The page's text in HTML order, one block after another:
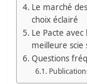
Le marché
choix éclairé
Le Pacte avec
meilleure scie
Questions